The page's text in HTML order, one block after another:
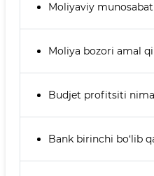
Moliyaviy
Moliya bozori amal
Budjet profitsiti
Bank birinchi bo‘lib